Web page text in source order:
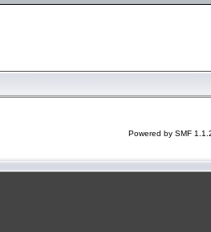
Powered by SMF